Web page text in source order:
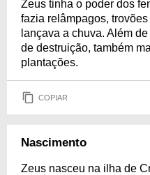
Zeus tinha o poder dos
fazia relâmpagos,
lançava a chuva. Além
de destruição, também
plantações.
COPIAR
Nascimento
Zeus nasceu na ilha de